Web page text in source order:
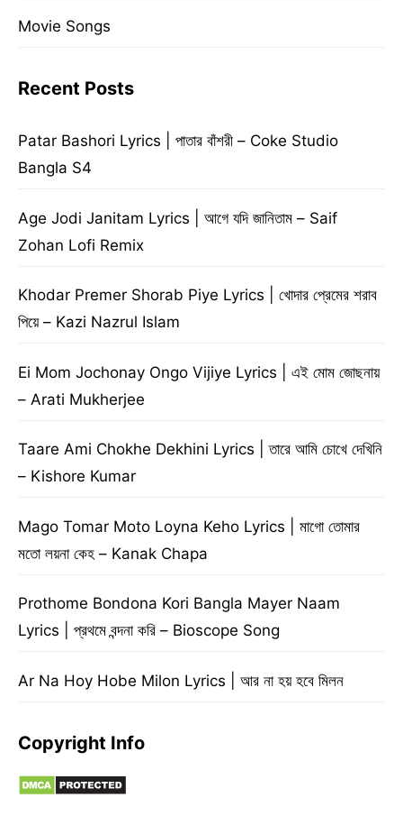
Movie Songs
Recent Posts
Patar Bashori Lyrics | পাতার বাঁশরী – Coke Studio
Bangla S4
Age Jodi Janitam Lyrics | আগে যদি জানিতাম – Saif
Zohan Lofi Remix
Khodar Premer Shorab Piye Lyrics | খোদার প্রেমের শরাব
পিয়ে – Kazi Nazrul Islam
Ei Mom Jochonay Ongo Vijiye Lyrics | এই মোম জোছনায়
– Arati Mukherjee
Taare Ami Chokhe Dekhini Lyrics | তারে আমি চোখে দেখিনি
– Kishore Kumar
Mago Tomar Moto Loyna Keho Lyrics | মাগো তোমার
মতো লয়না কেহ – Kanak Chapa
Prothome Bondona Kori Bangla Mayer Naam
Lyrics | প্রথমে বন্দনা করি – Bioscope Song
Ar Na Hoy Hobe Milon Lyrics | আর না হয় হবে মিলন
Copyright Info